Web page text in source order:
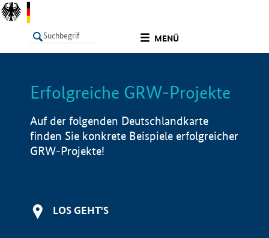
MENÜ
LISTE Info
Erfolgreiche GRW-Projekte
Auf der folgenden Deutschlandkarte
finden Sie konkrete Beispiele erfolgreicher
GRW-Projekte!
LOS GEHT'S